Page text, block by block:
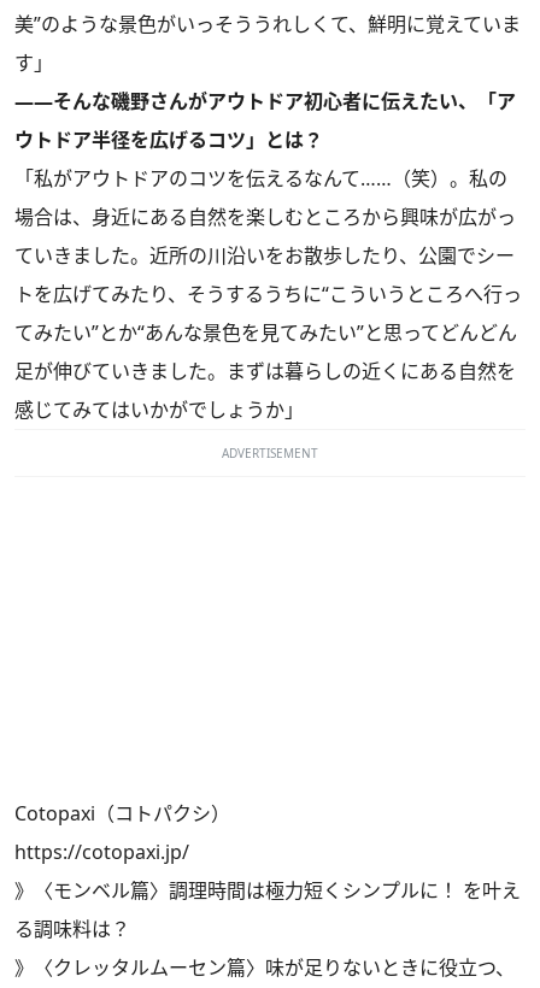
美”のような景色がいっそううれしくて、鮮明に覚えていま
す」
――そんな磯野さんがアウトドア初心者に伝えたい、「ア
ウトドア半径を広げるコツ」とは？
「私がアウトドアのコツを伝えるなんて……（笑）。私の
場合は、身近にある自然を楽しむところから興味が広がっ
ていきました。近所の川沿いをお散歩したり、公園でシー
トを広げてみたり、そうするうちに“こういうところへ行っ
てみたい”とか“あんな景色を見てみたい”と思ってどんどん
足が伸びていきました。まずは暮らしの近くにある自然を
感じてみてはいかがでしょうか」
ADVERTISEMENT
Cotopaxi（コトパクシ）
https://cotopaxi.jp/
》
〈モンベル篇〉調理時間は極力短くシンプルに！ を叶え
る調味料は？
》
〈クレッタルムーセン篇〉味が足りないときに役立つ、